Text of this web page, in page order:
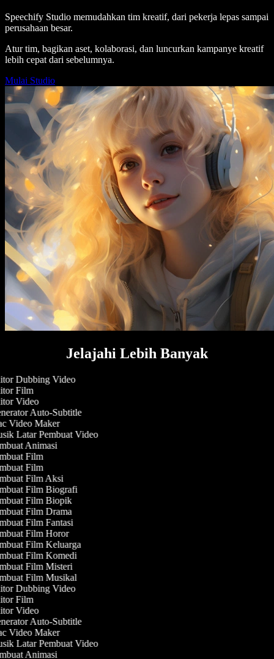
Speechify Studio memudahkan tim kreatif, dari pekerja lepas sampai
perusahaan besar.
Atur tim, bagikan aset, kolaborasi, dan luncurkan kampanye kreatif
lebih cepat dari sebelumnya.
Mulai Studio
Jelajahi Lebih Banyak
Dubbing Video
Film
Video
Auto-Subtitle
Video Maker
Latar Pembuat Video
Animasi
Film
Film
Film Aksi
Film Biografi
Film Biopik
Film Drama
Film Fantasi
Film Horor
Film Keluarga
Film Komedi
Film Misteri
Film Musikal
Dubbing Video
Film
Video
Auto-Subtitle
Video Maker
Latar Pembuat Video
Animasi